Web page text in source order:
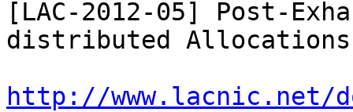
[LAC-2012-05] Post-
distributed Allocations
http://www.lacnic.net/